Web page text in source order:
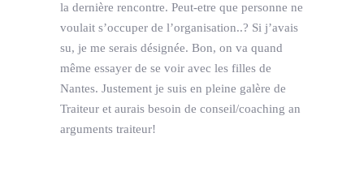
la dernière rencontre. Peut-etre que personne ne
voulait s’occuper de l’organisation..? Si j’avais
su, je me serais désignée. Bon, on va quand
même essayer de se voir avec les filles de
Nantes. Justement je suis en pleine galère de
Traiteur et aurais besoin de conseil/coaching an
arguments traiteur!